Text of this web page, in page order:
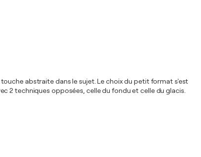
abstraite dans le sujet. Le choix du petit format s'est
2 techniques opposées, celle du fondu et celle du glacis.